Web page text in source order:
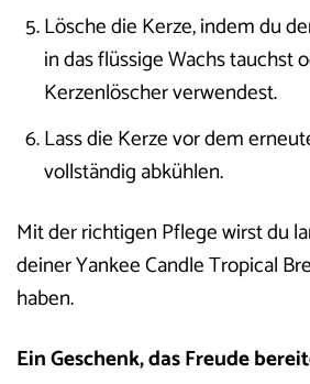
Lösche die Kerze, indem du
in das flüssige Wachs tauchst
Kerzenlöscher verwendest.
Lass die Kerze vor dem
vollständig abkühlen.
Mit der richtigen Pflege wirst du
deiner Yankee Candle Tropical
haben.
Ein Geschenk, das Freude